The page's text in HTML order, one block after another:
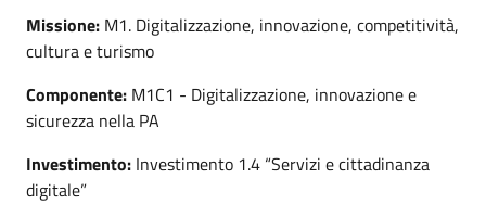
Missione: M1. Digitalizzazione, innovazione, competitività,
cultura e turismo
Componente: M1C1 - Digitalizzazione, innovazione e
sicurezza nella PA
Investimento: Investimento 1.4 “Servizi e cittadinanza
digitale”